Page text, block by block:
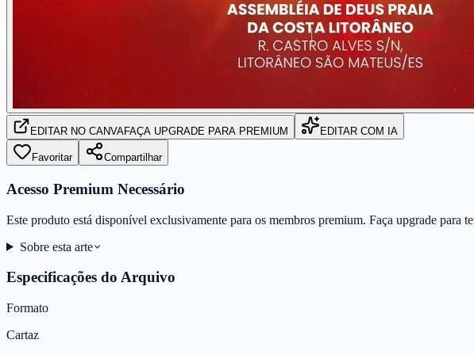
EDITAR NO CANVAFAÇA UPGRADE PARA PREMIUM EDITAR COM IA
Favoritar Compartilhar
Acesso Premium Necessário
Este produto está disponível exclusivamente para os membros premium. Faça upgrade para
Sobre esta arte
Especificações do Arquivo
Formato
Cartaz